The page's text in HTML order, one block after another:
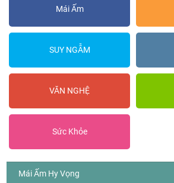
Mái Ấm
SUY NGẪM
VĂN NGHỆ
Sức Khỏe
Mái Ấm Hy Vọng